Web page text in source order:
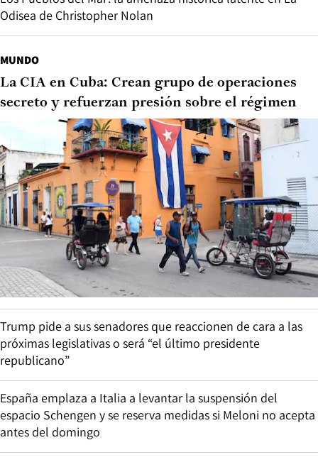
Odisea de Christopher Nolan
MUNDO
La CIA en Cuba: Crean grupo de operaciones
secreto y refuerzan presión sobre el régimen
Trump pide a sus senadores que reaccionen de cara a las
próximas legislativas o será “el último presidente
republicano”
España emplaza a Italia a levantar la suspensión del
espacio Schengen y se reserva medidas si Meloni no acepta
antes del domingo